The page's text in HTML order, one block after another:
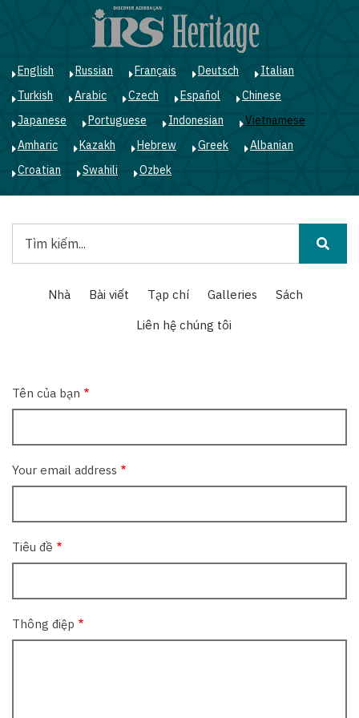
English Russian Français Deutsch
Italian
Turkish
Arabic Czech Español
Chinese
Japanese
Portuguese Indonesian
Vietnamese
Amharic
Kazakh Hebrew Greek
Albanian
Croatian
Swahili Ozbek
kiếm
navigation
Nhà Bài viết Tạp chí Galleries
Sách
Liên hệ chúng tôi
Tên của bạn
Your email address
Tiêu đề
Thông điệp